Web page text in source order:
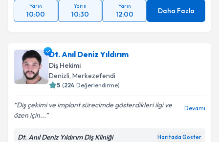
Yarın
10:00
Yarın
10:30
Yarın
12:00 Daha Fazla
Dt. Anıl Deniz Yıldırım
Diş Hekimi
Denizli, Merkezefendi
5 (224 Değerlendirme)
Diş çekimi ve implant sürecimde gösterdikleri ilgi ve
özen için...
Devamı
Dt. Anıl Deniz Yıldırım Diş Kliniği Haritada Göster